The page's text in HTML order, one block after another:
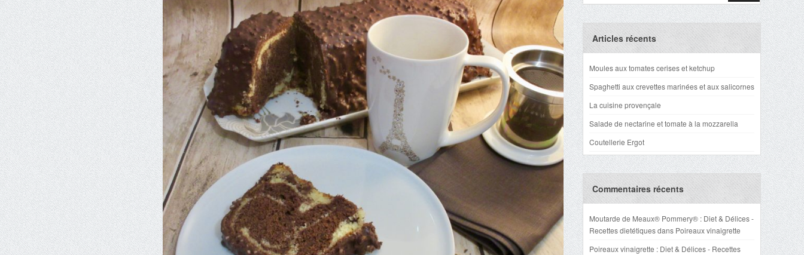
Articles récents
Moules aux tomates cerises et ketchup
Spaghetti aux crevettes marinées et aux salicornes
La cuisine provençale
Salade de nectarine et tomate à la mozzarella
Coutellerie Ergot
Commentaires récents
Moutarde de Meaux® Pommery® : Diet & Délices -
Recettes dietétiquesdans Poireaux vinaigrette
Poireaux vinaigrette : Diet & Délices - Recettes